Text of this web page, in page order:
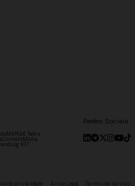
MERGE Talks
ContatoMídia
KIT
Redes Sociais
de privacidade Aviso Legal Termos de serviço